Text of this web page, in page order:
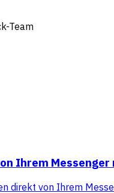
Team
Ihrem
direkt von Ihrem